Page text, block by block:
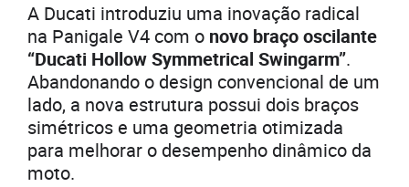
A Ducati introduziu uma inovação radical
na Panigale V4 com o novo braço oscilante
“Ducati Hollow Symmetrical Swingarm”.
Abandonando o design convencional de um
lado, a nova estrutura possui dois braços
simétricos e uma geometria otimizada
para melhorar o desempenho dinâmico da
moto.